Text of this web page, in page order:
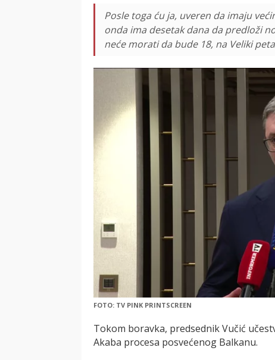
Posle toga ću ja, uveren da imaju
onda ima desetak dana da predloži
neće morati da bude 18, na Veliki
FOTO: TV PINK PRINTSCREEN
Tokom boravka, predsednik Vučić
Akaba procesa posvećenog Balkanu.